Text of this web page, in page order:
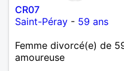
CR07
Saint-Péray - 59 ans
Femme divorcé(e) de
amoureuse